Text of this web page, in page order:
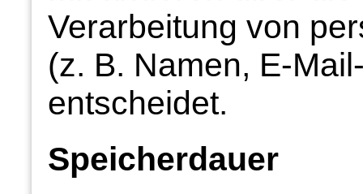
Verarbeitung von
(z. B. Namen, E-
entscheidet.
Speicherdauer